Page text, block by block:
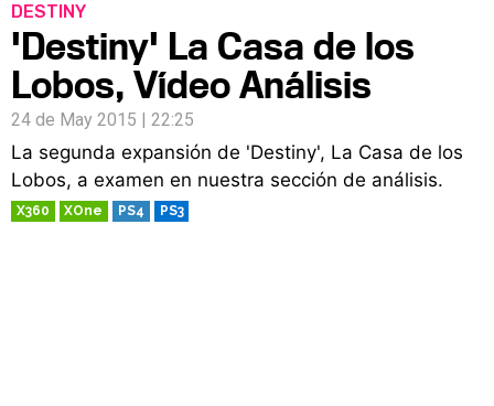
DESTINY
'Destiny' La Casa de los
Lobos, Vídeo Análisis
24 de May 2015 | 22:25
La segunda expansión de 'Destiny', La Casa de los
Lobos, a examen en nuestra sección de análisis.
X360 XOne PS4 PS3